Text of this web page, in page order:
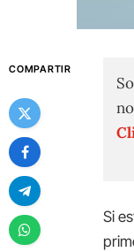
COMPARTIR
Si